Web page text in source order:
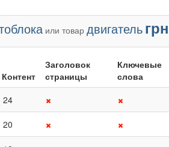
или товар двигательгрн
Контент
Заголовок
страницы
Ключевые
слова
24
20